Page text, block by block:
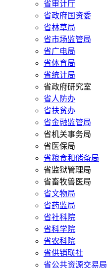
省审计厅
省政府国资委
省林草局
省市场监管局
省广电局
省体育局
省统计局
省政府研究室
省人防办
省扶贫办
省金融监管局
省机关事务局
省医保局
省粮食和储备局
省监狱管理局
省畜牧兽医局
省文物局
省药监局
省社科院
省科学院
省农科院
省供销联社
省公共资源交易局